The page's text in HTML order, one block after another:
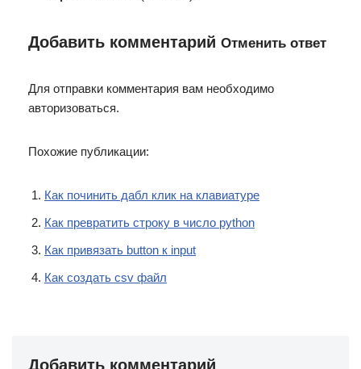
Добавить комментарий Отменить ответ
Для отправки комментария вам необходимо
авторизоваться.
Похожие публикации:
Как починить дабл клик на клавиатуре
Как превратить строку в число python
Как привязать button к input
Как создать csv файл
Добавить комментарий